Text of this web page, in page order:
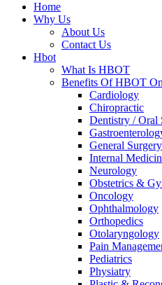
Home
Why Us
About Us
Contact Us
Hbot
What Is HBOT
Benefits Of HBOT On
Cardiology
Chiropractic
Dentistry / Oral
General Surgery
Internal
Neurology
Obstetrics &
Oncology
Ophthalmology
Orthopedics
Otolaryngology
Pain
Pediatrics
Physiatry